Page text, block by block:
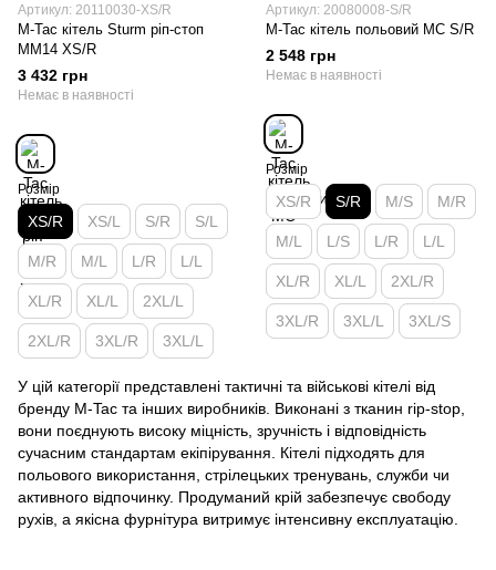
Артикул: 20110030-XS/R
M-Tac кітель Sturm ріп-стоп
MM14 XS/R
3 432 грн
Немає в наявності
Розмір
XS/R XS/L S/R S/L
M/R M/L L/R L/L
XL/R XL/L 2XL/L
2XL/R 3XL/R 3XL/L
Артикул: 20080008-S/R
M-Tac кітель польовий MC S/R
2 548 грн
Немає в наявності
Розмір
XS/R S/R M/S M/R
M/L L/S L/R L/L
XL/R XL/L 2XL/R
3XL/R 3XL/L 3XL/S
У цій категорії представлені тактичні та військові кітелі від
бренду M-Tac та інших виробників. Виконані з тканин rip-stop,
вони поєднують високу міцність, зручність і відповідність
сучасним стандартам екіпірування. Кітелі підходять для
польового використання, стрілецьких тренувань, служби чи
активного відпочинку. Продуманий крій забезпечує свободу
рухів, а якісна фурнітура витримує інтенсивну експлуатацію.